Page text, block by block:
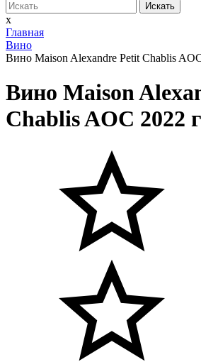
Искать
x
Главная
Вино
Вино Maison Alexandre Petit Chablis
Вино Maison
Chablis AOC 2022